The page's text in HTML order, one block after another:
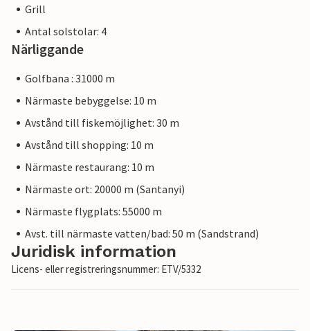
Grill
Antal solstolar: 4
Närliggande
Golfbana : 31000 m
Närmaste bebyggelse: 10 m
Avstånd till fiskemöjlighet: 30 m
Avstånd till shopping: 10 m
Närmaste restaurang: 10 m
Närmaste ort: 20000 m (Santanyi)
Närmaste flygplats: 55000 m
Avst. till närmaste vatten/bad: 50 m (Sandstrand)
Juridisk information
Licens- eller registreringsnummer: ETV/5332